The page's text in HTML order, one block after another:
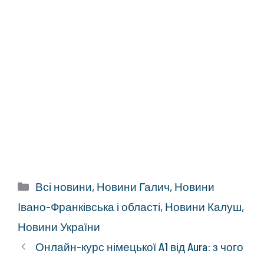
Категорії
Всі новини, Новини Галич, Новини
Івано-Франківська і області, Новини Калуш,
Новини України
Онлайн-курс німецької A1 від Aura: з чого